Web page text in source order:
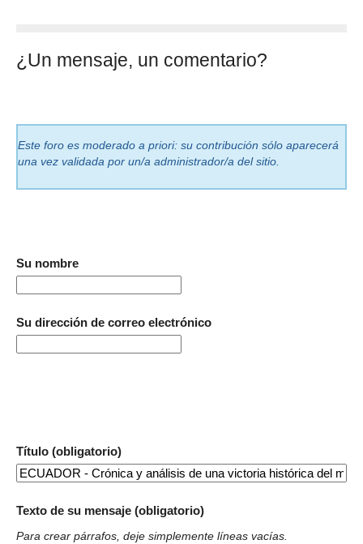
¿Un mensaje, un comentario?
Este foro es moderado a priori: su contribución sólo aparecerá
una vez validada por un/a administrador/a del sitio.
Su nombre
Su dirección de correo electrónico
Título (obligatorio)
Texto de su mensaje (obligatorio)
Para crear párrafos, deje simplemente líneas vacías.